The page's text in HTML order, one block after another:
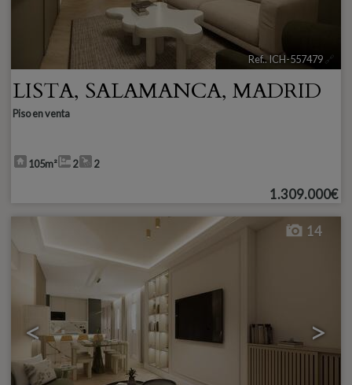
Ref.. ICH-557479 🔗
LISTA, SALAMANCA, MADRID
Piso en venta
105m² 2 2
1.309.000€
< >
14